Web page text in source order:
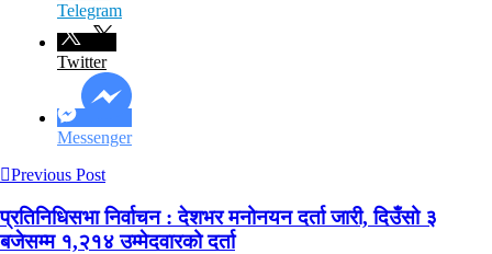
Telegram
Twitter
Messenger
Previous Post
प्रतिनिधिसभा निर्वाचन : देशभर मनोनयन दर्ता जारी, दिउँसो ३
बजेसम्म १,२१४ उम्मेदवारको दर्ता